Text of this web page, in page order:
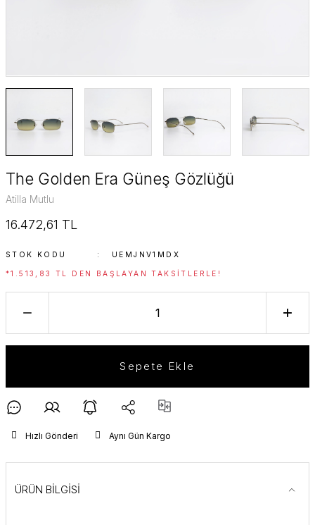
The Golden Era Güneş Gözlüğü
Atilla Mutlu
16.472,61 TL
STOK KODU UEMJNV1MDX
*1.513,83 TL DEN BAŞLAYAN TAKSITLERLE!
Sepete Ekle
Hızlı Gönderi Aynı Gün Kargo
ÜRÜN BİLGİSİ
Timeless Edition